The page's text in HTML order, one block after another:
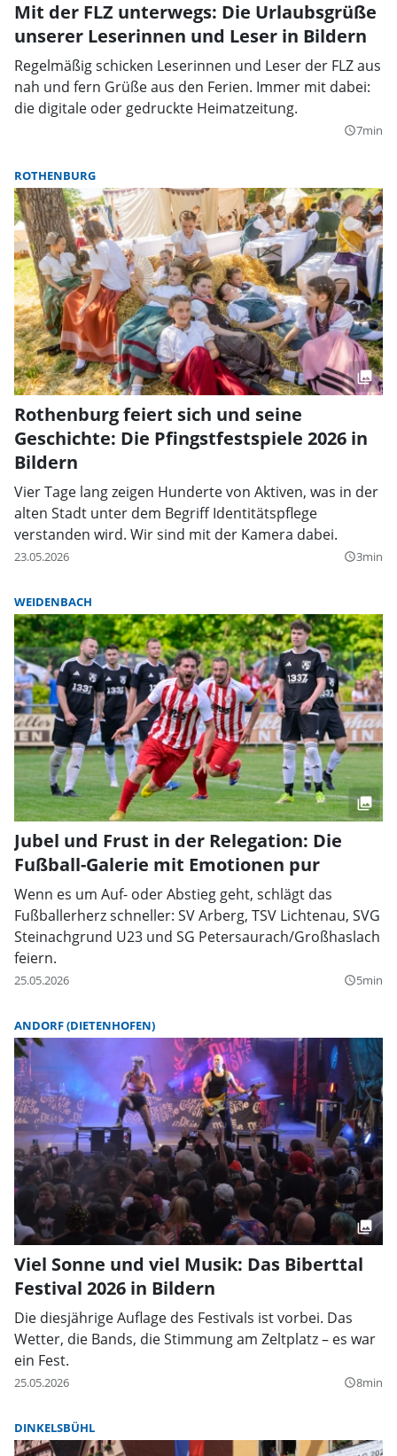
Mit der FLZ unterwegs: Die Urlaubsgrüße
unserer Leserinnen und Leser in Bildern
Regelmäßig schicken Leserinnen und Leser der FLZ aus
nah und fern Grüße aus den Ferien. Immer mit dabei:
die digitale oder gedruckte Heimatzeitung.
query_builder7min
ROTHENBURG
Rothenburg feiert sich und seine
Geschichte: Die Pfingstfestspiele 2026 in
Bildern
Vier Tage lang zeigen Hunderte von Aktiven, was in der
alten Stadt unter dem Begriff Identitätspflege
verstanden wird. Wir sind mit der Kamera dabei.
23.05.2026 query_builder3min
WEIDENBACH
Jubel und Frust in der Relegation: Die
Fußball-Galerie mit Emotionen pur
Wenn es um Auf- oder Abstieg geht, schlägt das
Fußballerherz schneller: SV Arberg, TSV Lichtenau, SVG
Steinachgrund U23 und SG Petersaurach/Großhaslach
feiern.
25.05.2026 query_builder5min
ANDORF (DIETENHOFEN)
Viel Sonne und viel Musik: Das Biberttal
Festival 2026 in Bildern
Die diesjährige Auflage des Festivals ist vorbei. Das
Wetter, die Bands, die Stimmung am Zeltplatz – es war
ein Fest.
25.05.2026 query_builder8min
DINKELSBÜHL